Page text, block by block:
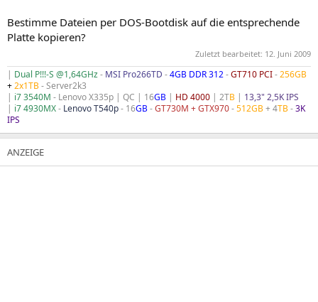
Bestimme Dateien per DOS-Bootdisk auf die entsprechende
Platte kopieren?
Zuletzt bearbeitet: 12. Juni 2009
| Dual P!!!-S @1,64GHz- MSI Pro266TD -4GB DDR 312-GT710 PCI-256GB
+2x1TB- Server2k3
| i7 3540M - Lenovo X335p | QC | 16GB | HD 4000 | 2TB | 13,3" 2,5K IPS
| i7 4930MX- Lenovo T540p- 16GB-GT730M + GTX970-512GB+ 4TB-3K
IPS